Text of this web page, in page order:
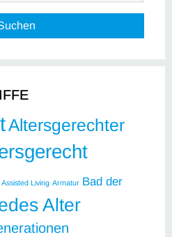
Altersgerechter
Living Armatur Bad der
Alter